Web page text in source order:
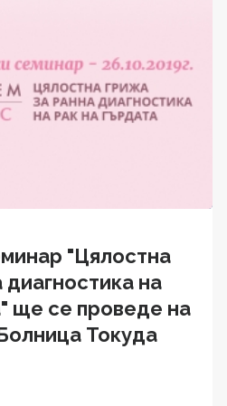
"Цялостна
на
ще се проведе на
Токуда